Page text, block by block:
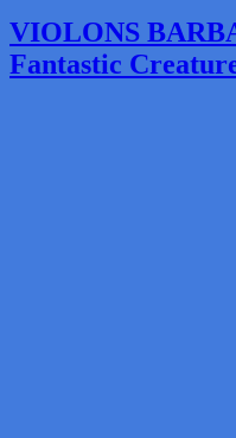
VIOLONS
Fantastic